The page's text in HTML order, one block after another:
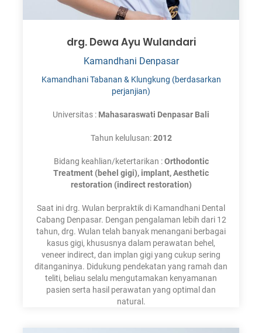
drg. Dewa Ayu Wulandari
Kamandhani Denpasar
Kamandhani Tabanan & Klungkung (berdasarkan
perjanjian)
Universitas : Mahasaraswati Denpasar Bali
Tahun kelulusan:2012
Bidang keahlian/ketertarikan :Orthodontic
Treatment (behel gigi), implant, Aesthetic
restoration (indirect restoration)
Saat ini drg. Wulan berpraktik di Kamandhani Dental
Cabang Denpasar. Dengan pengalaman lebih dari 12
tahun, drg. Wulan telah banyak menangani berbagai
kasus gigi, khususnya dalam perawatan behel,
veneer indirect, dan implan gigi yang cukup sering
ditanganinya. Didukung pendekatan yang ramah dan
teliti, beliau selalu mengutamakan kenyamanan
pasien serta hasil perawatan yang optimal dan
natural.